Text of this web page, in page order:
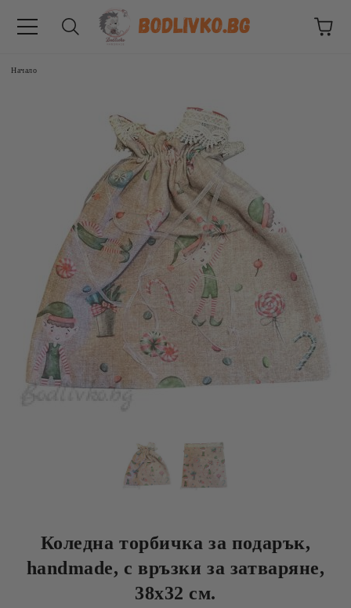
Начало
Коледна торбичка за подарък,
handmade, с връзки за затваряне,
38х32 см.